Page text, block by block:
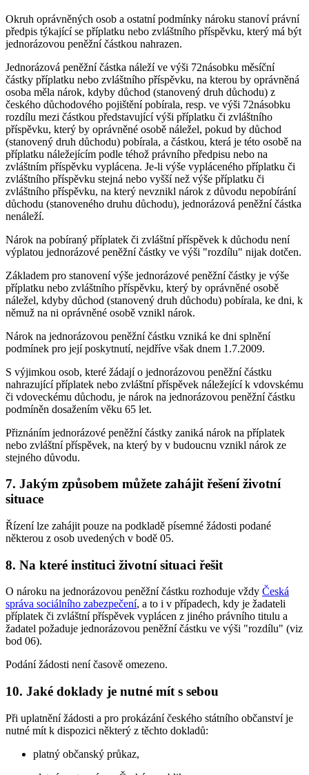
Okruh oprávněných osob a ostatní podmínky nároku stanoví právní
předpis týkající se příplatku nebo zvláštního příspěvku, který má být
jednorázovou peněžní částkou nahrazen.
Jednorázová peněžní částka náleží ve výši 72násobku měsíční
částky příplatku nebo zvláštního příspěvku, na kterou by oprávněná
osoba měla nárok, kdyby důchod (stanovený druh důchodu) z
českého důchodového pojištění pobírala, resp. ve výši 72násobku
rozdílu mezi částkou představující výši příplatku či zvláštního
příspěvku, který by oprávněné osobě náležel, pokud by důchod
(stanovený druh důchodu) pobírala, a částkou, která je této osobě na
příplatku náležejícím podle téhož právního předpisu nebo na
zvláštním příspěvku vyplácena. Je-li výše vypláceného příplatku či
zvláštního příspěvku stejná nebo vyšší než výše příplatku či
zvláštního příspěvku, na který nevznikl nárok z důvodu nepobírání
důchodu (stanoveného druhu důchodu), jednorázová peněžní částka
nenáleží.
Nárok na pobíraný příplatek či zvláštní příspěvek k důchodu není
výplatou jednorázové peněžní částky ve výši "rozdílu" nijak dotčen.
Základem pro stanovení výše jednorázové peněžní částky je výše
příplatku nebo zvláštního příspěvku, který by oprávněné osobě
náležel, kdyby důchod (stanovený druh důchodu) pobírala, ke dni, k
němuž na ni oprávněné osobě vznikl nárok.
Nárok na jednorázovou peněžní částku vzniká ke dni splnění
podmínek pro její poskytnutí, nejdříve však dnem 1.7.2009.
S výjimkou osob, které žádají o jednorázovou peněžní částku
nahrazující příplatek nebo zvláštní příspěvek náležející k vdovskému
či vdoveckému důchodu, je nárok na jednorázovou peněžní částku
podmíněn dosažením věku 65 let.
Přiznáním jednorázové peněžní částky zaniká nárok na příplatek
nebo zvláštní příspěvek, na který by v budoucnu vznikl nárok ze
stejného důvodu.
7. Jakým způsobem můžete zahájit řešení životní
situace
Řízení lze zahájit pouze na podkladě písemné žádosti podané
některou z osob uvedených v bodě 05.
8. Na které instituci životní situaci řešit
O nároku na jednorázovou peněžní částku rozhoduje vždy Česká
správa sociálního zabezpečení, a to i v případech, kdy je žadateli
příplatek či zvláštní příspěvek vyplácen z jiného právního titulu a
žadatel požaduje jednorázovou peněžní částku ve výši "rozdílu" (viz
bod 06).
Podání žádosti není časově omezeno.
10. Jaké doklady je nutné mít s sebou
Při uplatnění žádosti a pro prokázání českého státního občanství je
nutné mít k dispozici některý z těchto dokladů:
platný občanský průkaz,